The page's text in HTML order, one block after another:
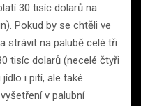
30 tisíc dolarů na
Pokud by se chtěli ve
strávit na palubě celé tři
tisíc dolarů (necelé čtyři
i pití, ale také
v palubní